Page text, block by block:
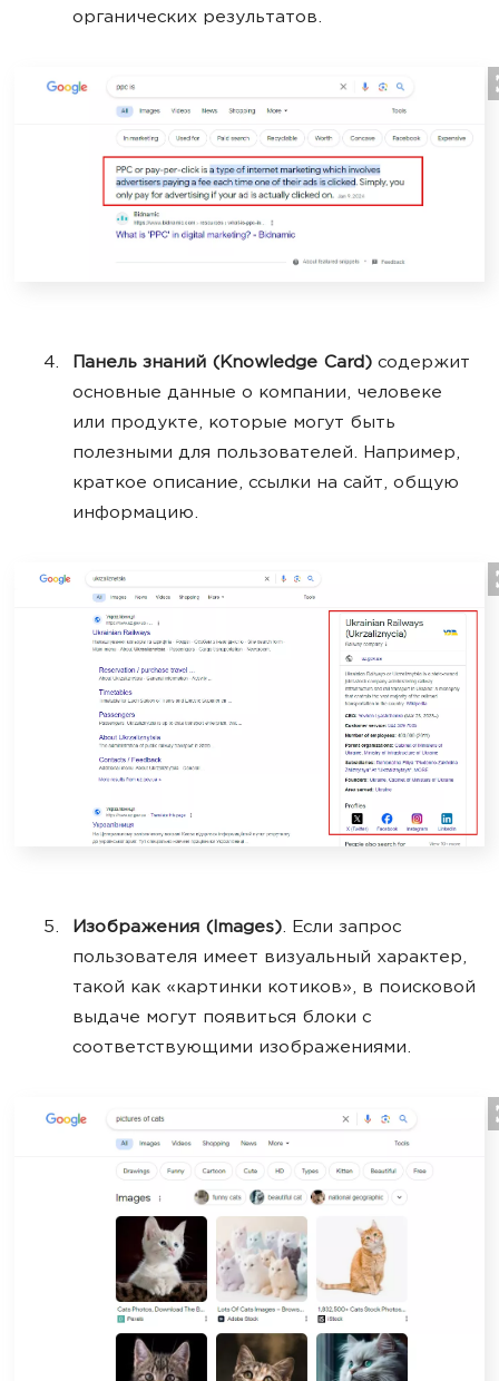
органических результатов.
Панель знаний (Knowledge Card) содержит
основные данные о компании, человеке
или продукте, которые могут быть
полезными для пользователей. Например,
краткое описание, ссылки на сайт, общую
информацию.
Изображения (Images). Если запрос
пользователя имеет визуальный характер,
такой как «картинки котиков», в поисковой
выдаче могут появиться блоки с
соответствующими изображениями.